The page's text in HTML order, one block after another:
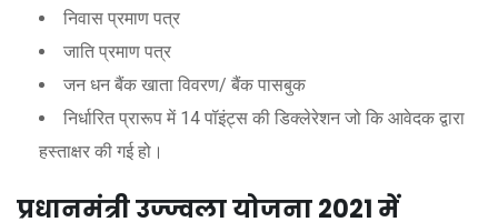
निवास प्रमाण पत्र
जाति प्रमाण पत्र
जन धन बैंक खाता विवरण/ बैंक पासबुक
निर्धारित प्रारूप में 14 पॉइंट्स की डिक्लेरेशन जो कि आवेदक द्वारा
हस्ताक्षर की गई हो।
प्रधानमंत्री उज्ज्वला योजना 2021 में